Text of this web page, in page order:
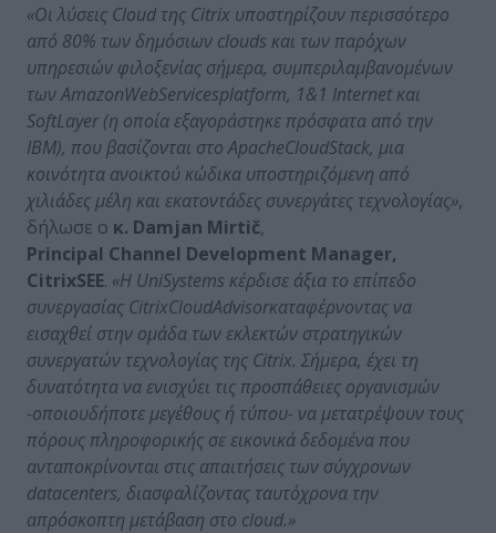
«Οι λύσεις Cloud της Citrix υποστηρίζουν περισσότερο
από 80% των δημόσιων clouds και των παρόχων
υπηρεσιών φιλοξενίας σήμερα, συμπεριλαμβανομένων
τωνAmazonWebServicesplatform, 1&1 Internetκαι
SoftLayer(η οποία εξαγοράστηκε πρόσφατα από την
IBM), που βασίζονται στοApacheCloudStack, μια
κοινότητα ανοικτού κώδικα υποστηριζόμενη από
χιλιάδες μέλη και εκατοντάδες συνεργάτες τεχνολογίας»,
δήλωσε ο κ. Damjan Mirtič,
Principal Channel Development Manager,
CitrixSEE. «Η UniSystems κέρδισε άξια το επίπεδο
συνεργασίας CitrixCloudAdvisorκαταφέρνοντας να
εισαχθεί στην ομάδα των εκλεκτών στρατηγικών
συνεργατών τεχνολογίας της Citrix. Σήμερα, έχει τη
δυνατότητα να ενισχύει τις προσπάθειες οργανισμών
-οποιουδήποτε μεγέθους ή τύπου- να μετατρέψουν τους
πόρους πληροφορικής σε εικονικά δεδομένα που
ανταποκρίνονται στις απαιτήσεις των σύγχρονων
datacenters, διασφαλίζοντας ταυτόχρονα την
απρόσκοπτη μετάβαση στο cloud.»